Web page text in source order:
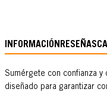
INFORMACIÓNRESEÑAS
Sumérgete con confianza
diseñado para garantizar